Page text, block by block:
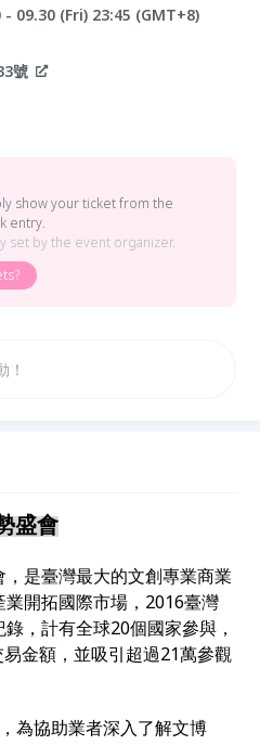
09.30 (Fri) 23:45 (GMT+8)
號
show your ticket from the
entry.
set by the event organizer.
！
盛會
是臺灣最大的文創專業商業
開拓國際市場，2016臺灣
，計有全球20個國家參與，
金額，並吸引超過21萬參觀
為協助業者深入了解文博